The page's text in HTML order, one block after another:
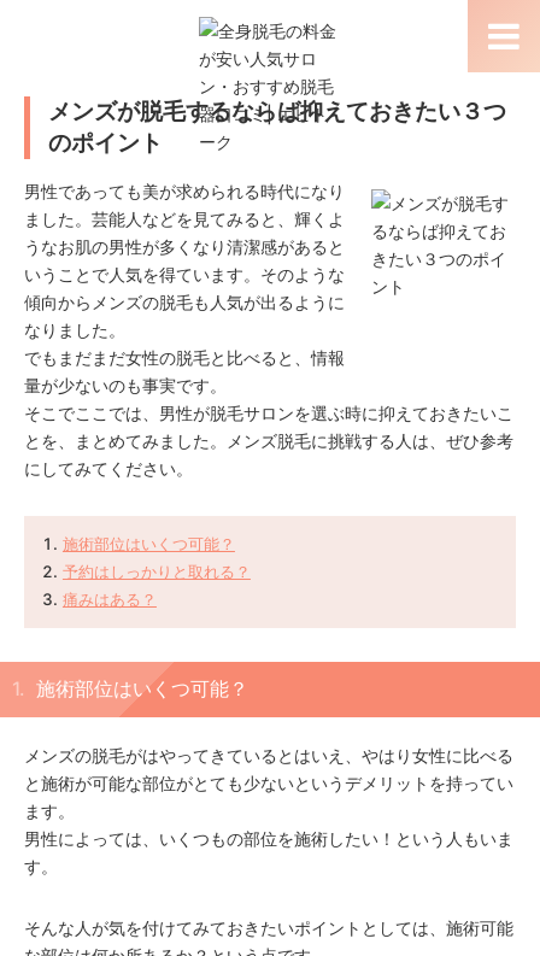
メンズが脱毛するならば抑えておきたい３つ
のポイント
男性であっても美が求められる時代になり
ました。芸能人などを見てみると、輝くよ
うなお肌の男性が多くなり清潔感があると
いうことで人気を得ています。そのような
傾向からメンズの脱毛も人気が出るように
なりました。
でもまだまだ女性の脱毛と比べると、情報
量が少ないのも事実です。
そこでここでは、男性が脱毛サロンを選ぶ時に抑えておきたいこ
とを、まとめてみました。メンズ脱毛に挑戦する人は、ぜひ参考
にしてみてください。
施術部位はいくつ可能？
予約はしっかりと取れる？
痛みはある？
施術部位はいくつ可能？
メンズの脱毛がはやってきているとはいえ、やはり女性に比べる
と施術が可能な部位がとても少ないというデメリットを持ってい
ます。
男性によっては、いくつもの部位を施術したい！という人もいま
す。
そんな人が気を付けてみておきたいポイントとしては、施術可能